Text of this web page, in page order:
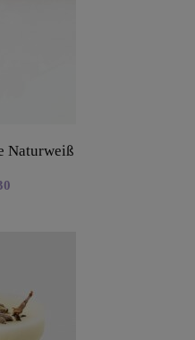
Naturweiß